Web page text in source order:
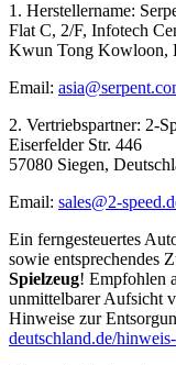
1. Herstellername:
Flat C, 2/F, Infotech
Kwun Tong Kowloon,
Email:
2. Vertriebspartner: 2-
Eiserfelder Str. 446
57080 Siegen,
Email: sales@2-
Ein ferngesteuertes
sowie entsprechendes
Spielzeug! Empfohlen
unmittelbarer Aufsicht
Hinweise zur
deutschland.de/